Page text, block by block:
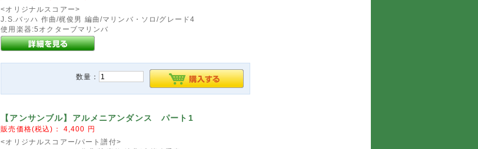
<オリジナルスコアー>
J.S.バッハ 作曲/梶俊男 編曲/マリンバ・ソロ/グレード4
使用楽器:5オクターブマリンバ
数量：
【アンサンブル】アルメニアンダンス パート1
販売価格(税込)： 4,400 円
<オリジナルスコアー/パート譜付>